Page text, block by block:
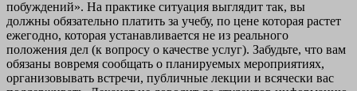
побуждений». На практике ситуация выглядит так, вы
должны обязательно платить за учебу, по цене которая растет
ежегодно, которая устанавливается не из реального
положения дел (к вопросу о качестве услуг). Забудьте, что вам
обязаны вовремя сообщать о планируемых мероприятиях,
организовывать встречи, публичные лекции и всячески вас